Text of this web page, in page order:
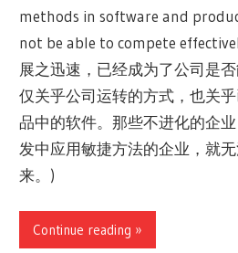
methods in software and
not be able to compete
展之迅速，已经成为了公司是
仅关乎公司运转的方式，也关
品中的软件。那些不进化的企
发中应用敏捷方法的企业，就
来。)
Continue reading